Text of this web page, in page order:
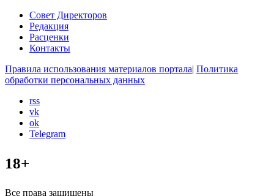
Совет Директоров
Редакция
Расценки
Контакты
Правила использования материалов портала| Политика
обработки персональных данных
rss
vk
ok
Telegram
18+
Все права защищены